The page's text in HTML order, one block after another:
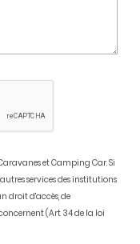
et Camping Car. Si
services des institutions
droit d'accès, de
(Art 34 de la loi